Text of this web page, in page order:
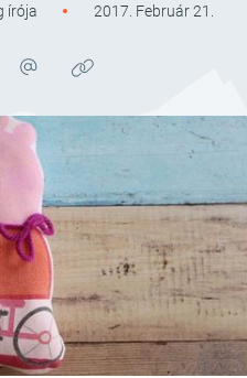
írója 2017. Február 21.